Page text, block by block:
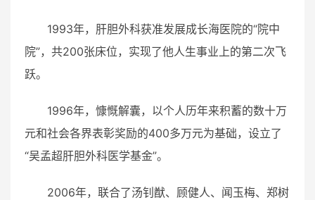
1993年，肝胆外科获准发展成长海医院的“院中
院”，共200张床位，实现了他人生事业上的第二次飞
跃。
1996年，慷慨解囊，以个人历年来积蓄的数十万
元和社会各界表彰奖励的400多万元为基础，设立了
“吴孟超肝胆外科医学基金”。
2006年，联合了汤钊猷、顾健人、闻玉梅、郑树